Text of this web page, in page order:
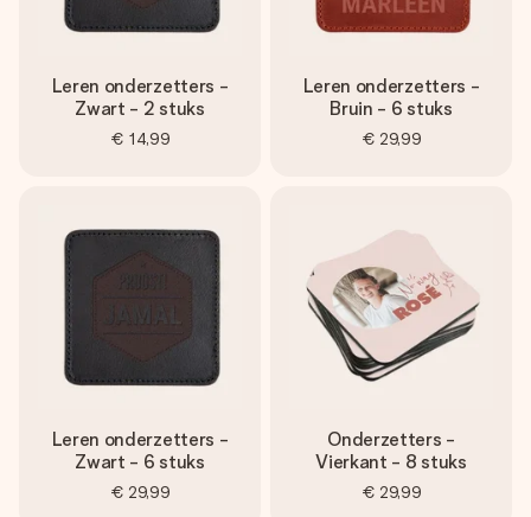
Leren onderzetters -
Zwart - 2 stuks
€ 14,99
Leren onderzetters -
Bruin - 6 stuks
€ 29,99
Leren onderzetters -
Zwart - 6 stuks
€ 29,99
Onderzetters -
Vierkant - 8 stuks
€ 29,99